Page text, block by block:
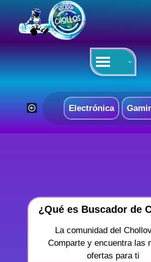
contenido
Electrónica
¿Qué es Buscador de
La comunidad del
Comparte y encuentra las
ofertas para ti